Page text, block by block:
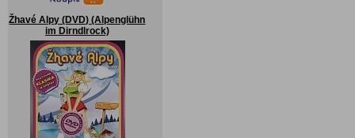
Žhavé Alpy (DVD) (Alpenglühn
im Dirndlrock)